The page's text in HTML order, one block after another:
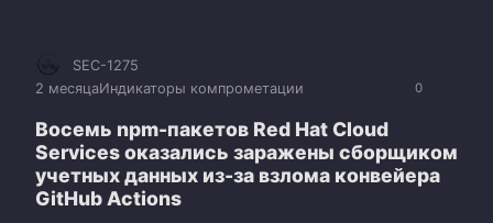
0
SEC-1275
2 месяцаИндикаторы компрометации
Восемь npm-пакетов Red Hat Cloud
Services оказались заражены сборщиком
учетных данных из-за взлома конвейера
GitHub Actions